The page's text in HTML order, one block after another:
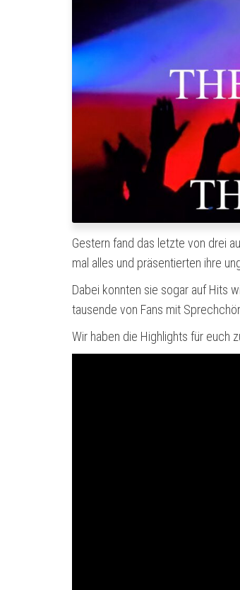
Gestern fand das letzte von drei
mal alles und präsentierten ihre
Dabei konnten sie sogar auf Hits
tausende von Fans mit
Wir haben die Highlights für euch